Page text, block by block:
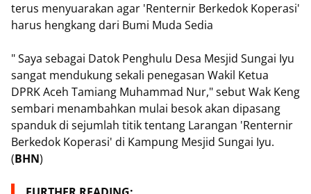
terus menyuarakan agar 'Renternir Berkedok Koperasi'
harus hengkang dari Bumi Muda Sedia
" Saya sebagai Datok Penghulu Desa Mesjid Sungai Iyu
sangat mendukung sekali penegasan Wakil Ketua
DPRK Aceh Tamiang Muhammad Nur," sebut Wak Keng
sembari menambahkan mulai besok akan dipasang
spanduk di sejumlah titik tentang Larangan 'Renternir
Berkedok Koperasi' di Kampung Mesjid Sungai Iyu.
(BHN)